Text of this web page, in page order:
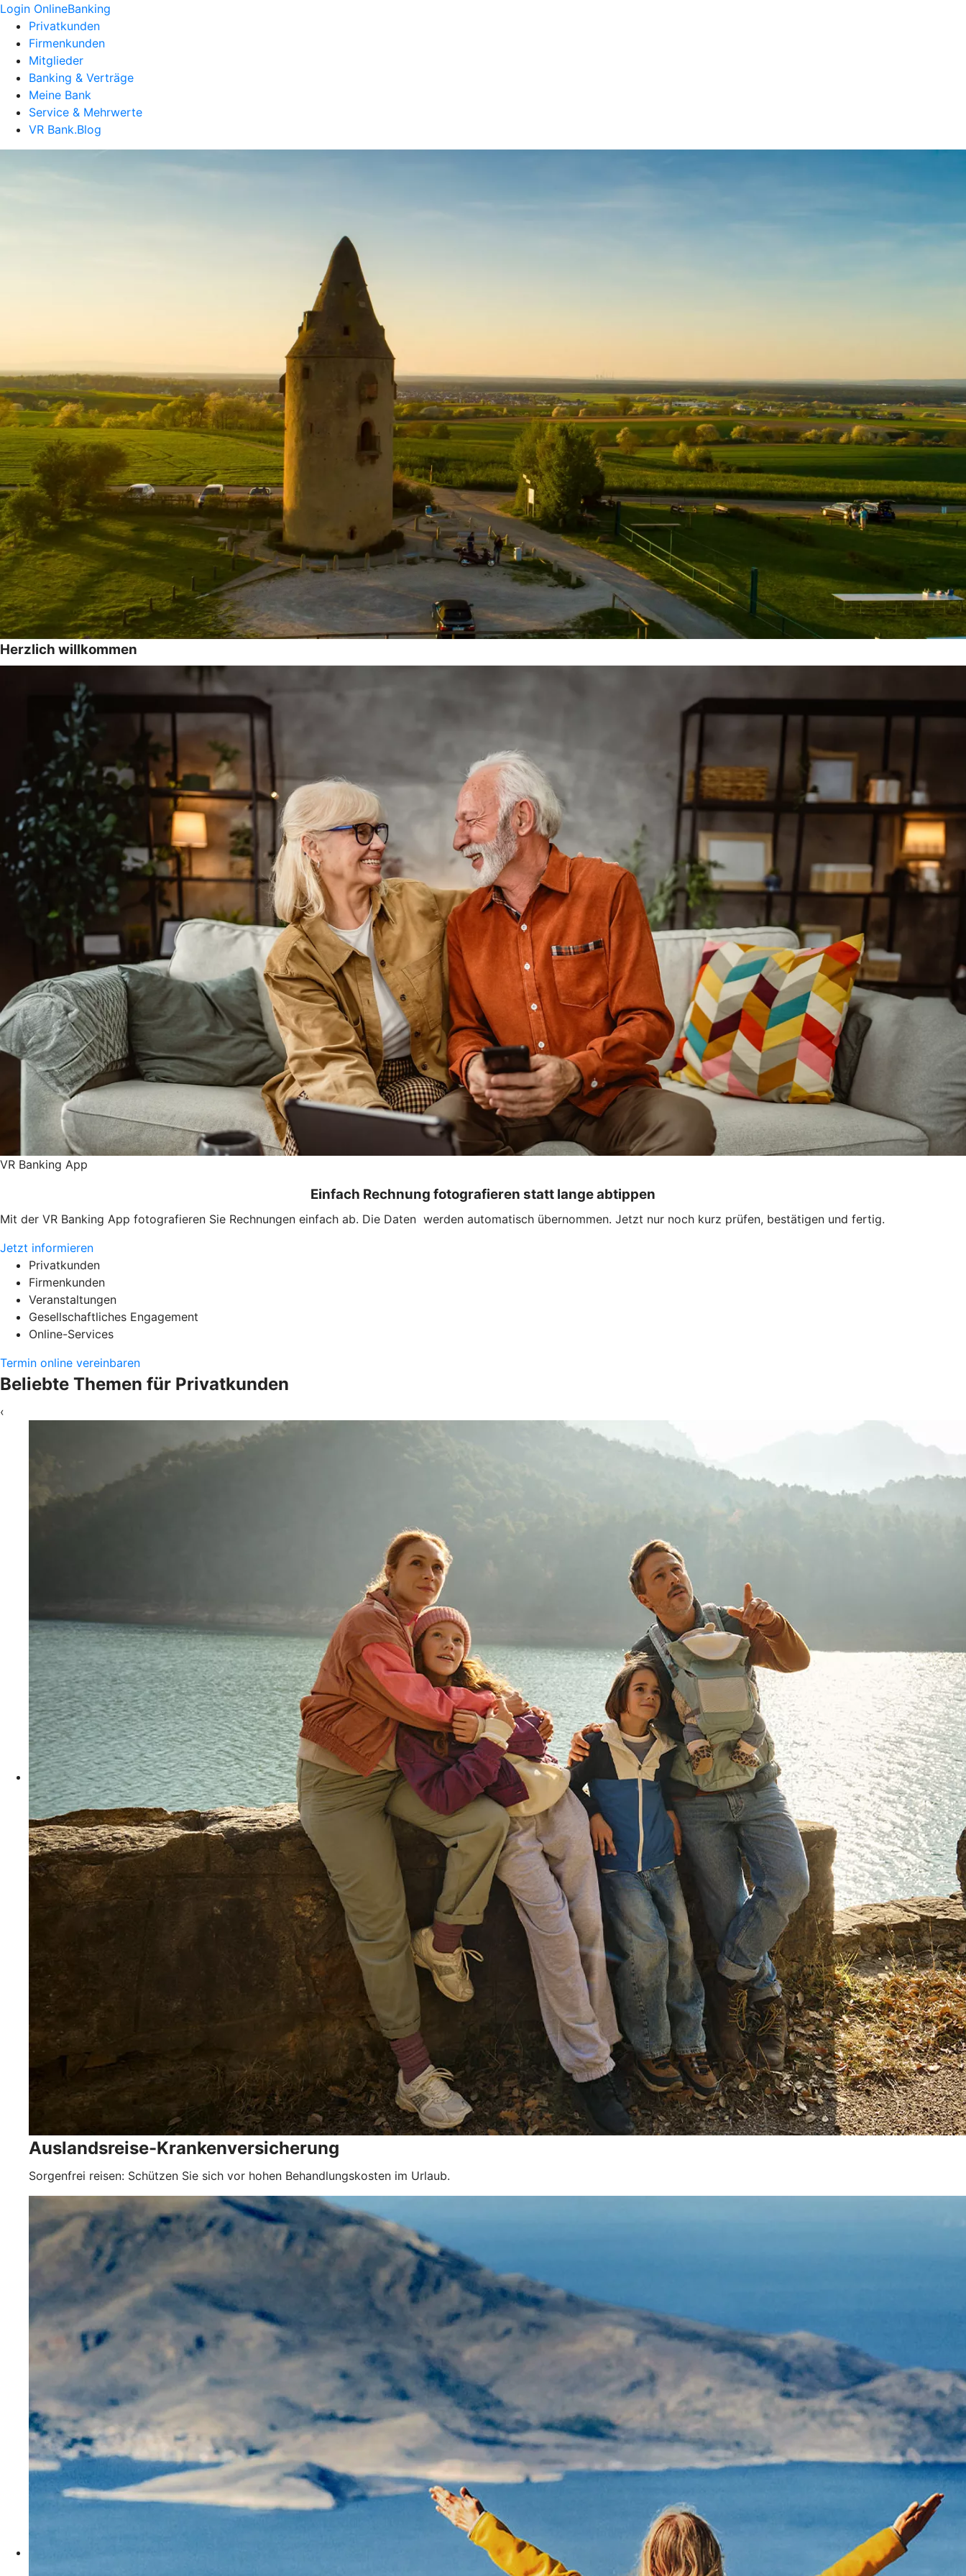
Login OnlineBanking
Privatkunden
Firmenkunden
Mitglieder
Banking & Verträge
Meine Bank
Service & Mehrwerte
VR Bank.Blog
Herzlich willkommen
VR Banking App
Einfach Rechnung fotografieren statt lange abtippen
Mit der VR Banking App fotografieren Sie Rechnungen einfach ab. Die Daten werden automatisch übernommen. Jetzt nur noch kurz prüfen, bestätigen und fertig.
Jetzt informieren
Privatkunden
Firmenkunden
Veranstaltungen
Gesellschaftliches Engagement
Online-Services
Termin online vereinbaren
Beliebte Themen für Privatkunden
‹
Auslandsreise-Krankenversicherung
Sorgenfrei reisen: Schützen Sie sich vor hohen Behandlungskosten im Urlaub.